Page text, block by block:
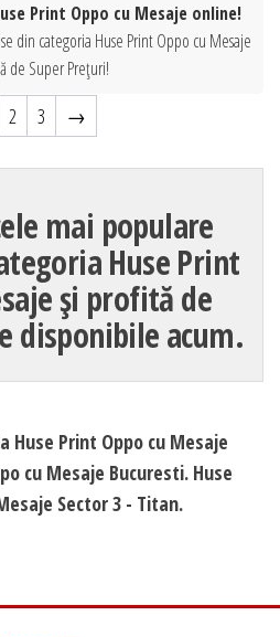
Print Oppo cu Mesaje online!
din categoria Huse Print Oppo cu Mesaje
de Super Prețuri!
2 3 →
mai populare
Huse Print
și profită de
disponibile acum.
Huse Print Oppo cu Mesaje
cu Mesaje Bucuresti. Huse
Sector 3 - Titan.